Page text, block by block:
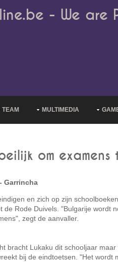
- We are
TEAM MULTIMEDIA
om examens
Garrincha
en zich op zijn
Rode Duivels. "Bulgarije wordt
zegt de aanvaller.
bracht Lukaku dit schooljaar
bij de eindtoetsen. "Het wordt